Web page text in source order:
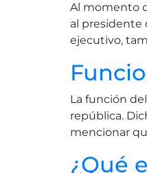
Al momento
al presidente
ejecutivo,
La función
república.
mencionar
¿Qué